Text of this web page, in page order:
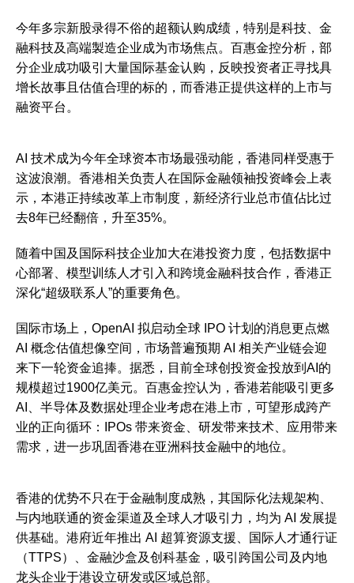
今年多宗新股录得不俗的超额认购成绩，特别是科技、金
融科技及高端製造企业成为市场焦点。百惠金控分析，部
分企业成功吸引大量国际基金认购，反映投资者正寻找具
增长故事且估值合理的标的，而香港正提供这样的上市与
融资平台。
AI 技术成为今年全球资本市场最强动能，香港同样受惠于
这波浪潮。香港相关负责人在国际金融领袖投资峰会上表
示，本港正持续改革上市制度，新经济行业总市值佔比过
去8年已经翻倍，升至35%。
随着中国及国际科技企业加大在港投资力度，包括数据中
心部署、模型训练人才引入和跨境金融科技合作，香港正
深化“超级联系人”的重要角色。
国际市场上，OpenAI 拟启动全球 IPO 计划的消息更点燃
AI 概念估值想像空间，市场普遍预期 AI 相关产业链会迎
来下一轮资金追捧。据悉，目前全球创投资金投放到AI的
规模超过1900亿美元。百惠金控认为，香港若能吸引更多
AI、半导体及数据处理企业考虑在港上市，可望形成跨产
业的正向循环：IPOs 带来资金、研发带来技术、应用带来
需求，进一步巩固香港在亚洲科技金融中的地位。
香港的优势不只在于金融制度成熟，其国际化法规架构、
与内地联通的资金渠道及全球人才吸引力，均为 AI 发展提
供基础。港府近年推出 AI 超算资源支援、国际人才通行证
（TTPS）、金融沙盒及创科基金，吸引跨国公司及内地
龙头企业于港设立研发或区域总部。